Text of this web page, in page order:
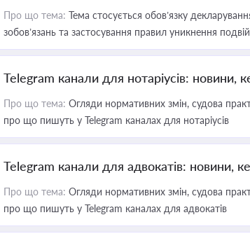
Про що тема: Тема стосується обов’язку
зобов’язань та застосування правил уникнення
Telegram канали для нотаріусів: новини,
Про що тема: Огляди нормативних змін, судова
про що пишуть у Telegram каналах для нотаріусів
Telegram канали для адвокатів: новини,
Про що тема: Огляди нормативних змін, судова
про що пишуть у Telegram каналах для адвокатів